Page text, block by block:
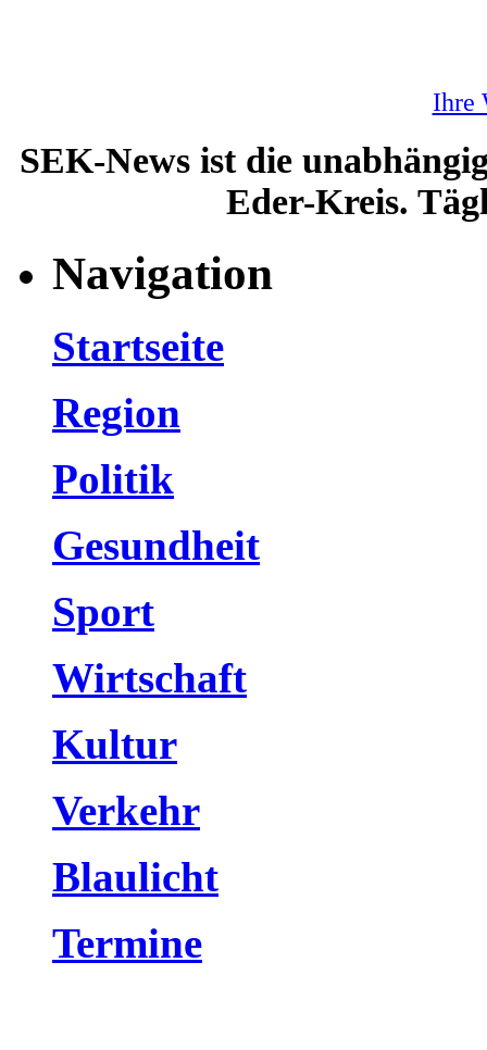
Ihre
SEK-News ist die
Eder-Kreis.
Navigation
Startseite
Region
Politik
Gesundheit
Sport
Wirtschaft
Kultur
Verkehr
Blaulicht
Termine